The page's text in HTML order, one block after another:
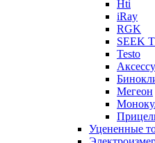
Hti
iRay
RGK
SEEK
Testo
Мегеон
Уцененные